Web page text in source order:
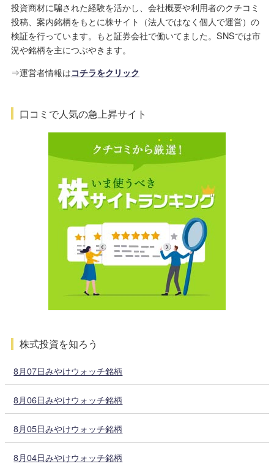
投資商材に騙された経験を活かし、会社概要や利用者のクチコミ
投稿、案内銘柄をもとに株サイト（法人ではなく個人で運営）の
検証を行っています。もと証券会社で働いてました。SNSでは市
況や銘柄を主につぶやきます。
⇒運営者情報はコチラをクリック
口コミで人気の急上昇サイト
株式投資を知ろう
8月07日みやけウォッチ銘柄
8月06日みやけウォッチ銘柄
8月05日みやけウォッチ銘柄
8月04日みやけウォッチ銘柄